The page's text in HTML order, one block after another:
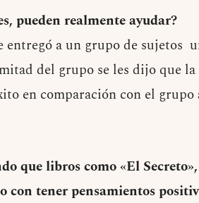
pueden realmente ayudar?
entregó a un grupo de sujetos
del grupo se les dijo que
en comparación con el
que libros como «El
con tener pensamientos